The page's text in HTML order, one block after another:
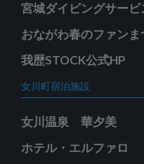
宮城ダイビングサー
おながわ春のファンま
我歴STOCK公式HP
女川町宿泊施設
女川温泉 華夕美
ホテル・エルファロ